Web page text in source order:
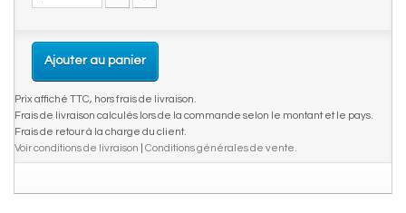
Ajouter au panier
Prix affiché TTC, hors frais de livraison.
Frais de livraison calculés lors de la commande selon le montant et le pays.
Frais de retour à la charge du client.
Voir conditions de livraison
Conditions générales de vente